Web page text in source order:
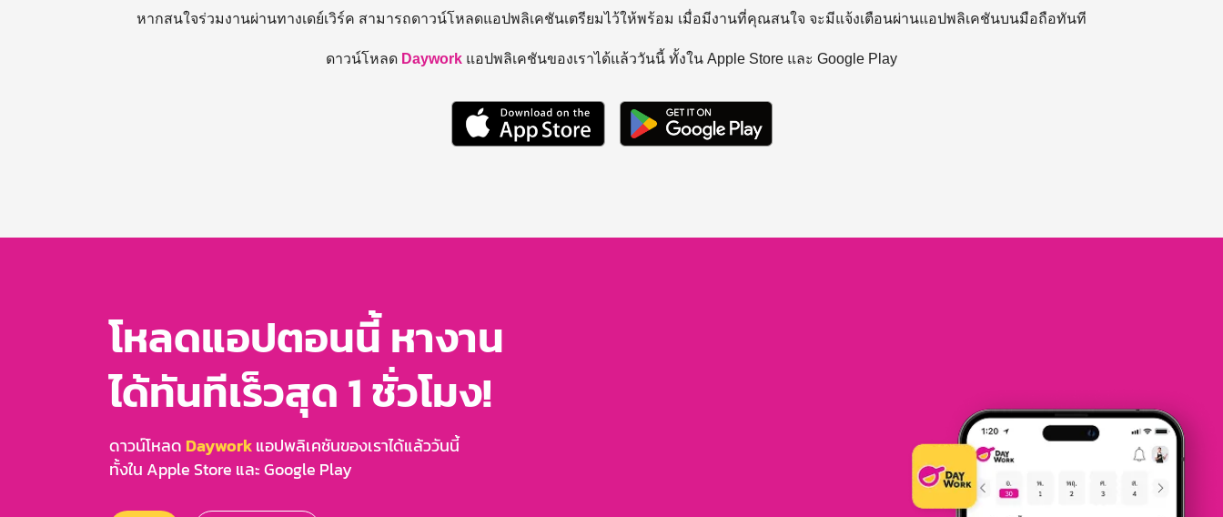
หากสนใจร่วมงานผ่านทางเดย์เวิร์ค สามารถดาวน์โหลดแอปพลิเคชันเตรียมไว้ให้พร้อม เมื่อมีงานที่คุณสนใจ จะมีแจ้งเตือนผ่านแอปพลิเคชันบนมือถือทันที
ดาวน์โหลด Daywork แอปพลิเคชันของเราได้แล้ววันนี้ ทั้งใน Apple Store และ Google Play
โหลดแอปตอนนี้ หางาน
ได้ทันทีเร็วสุด 1 ชั่วโมง!
ดาวน์โหลด Dayworkแอปพลิเคชันของเราได้แล้ววันนี้
ทั้งใน Apple Store และ Google Play